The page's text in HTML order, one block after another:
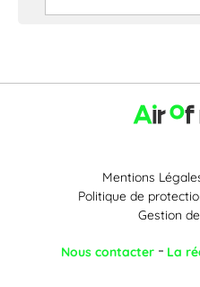
Mentions
Politique de
Gestion
Nous contacter La